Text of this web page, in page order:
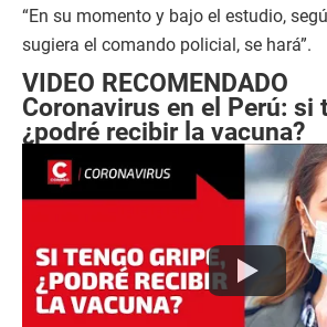
“En su momento y bajo el estudio,
sugiera el comando policial, se hará”.
VIDEO RECOMENDADO
Coronavirus en el Perú: si
¿podré recibir la vacuna?